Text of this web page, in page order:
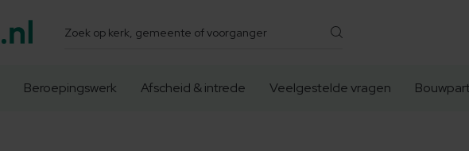
Zoeken
Beroepingswerk Afscheid & intrede Veelgestelde vragen